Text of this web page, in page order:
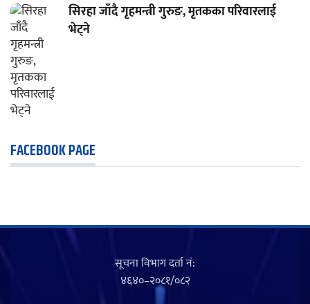
सिरहा जाँदै गृहमन्त्री गुरुङ, मृतकका परिवारलाई
भेट्ने
FACEBOOK PAGE
सूचना विभाग दर्ता नं‍:
४६४०–२०८१/०८२